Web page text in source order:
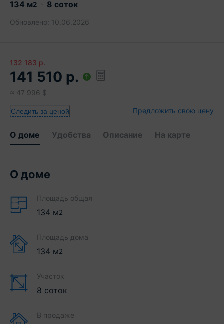
134 м2 8 соток
Обновлено: 10.06.2026
132 183 р.
141 510 р.
≈ 47 996 $
Следить за ценой Предложить свою цену
О доме Удобства Описание На карте
О доме
Площадь общая
134 м2
Площадь дома
134 м2
Участок
8 соток
В продаже